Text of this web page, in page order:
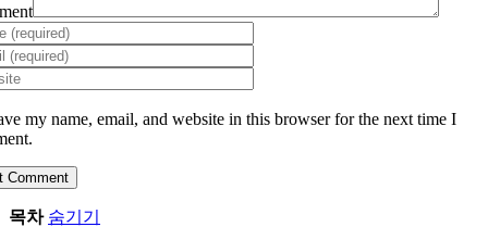
my name, email, and website in this browser for the next time I
목차 숨기기